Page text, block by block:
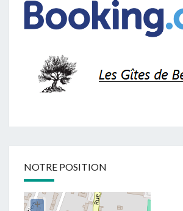
NOTRE POSITION
+